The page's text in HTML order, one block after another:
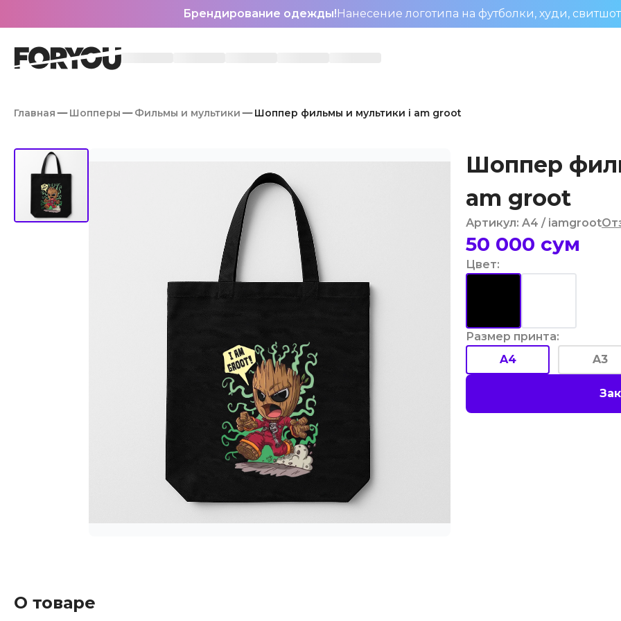
Брендирование одежды!Нанесение логотипа на футболки, худи,
Главная Шопперы Фильмы и мультики Шоппер фильмы и мультики i am groot
Шоппер
am groot
Артикул: A4 / iamgroot
50 000 сум
Цвет:
Размер принта:
A4
A3
О товаре